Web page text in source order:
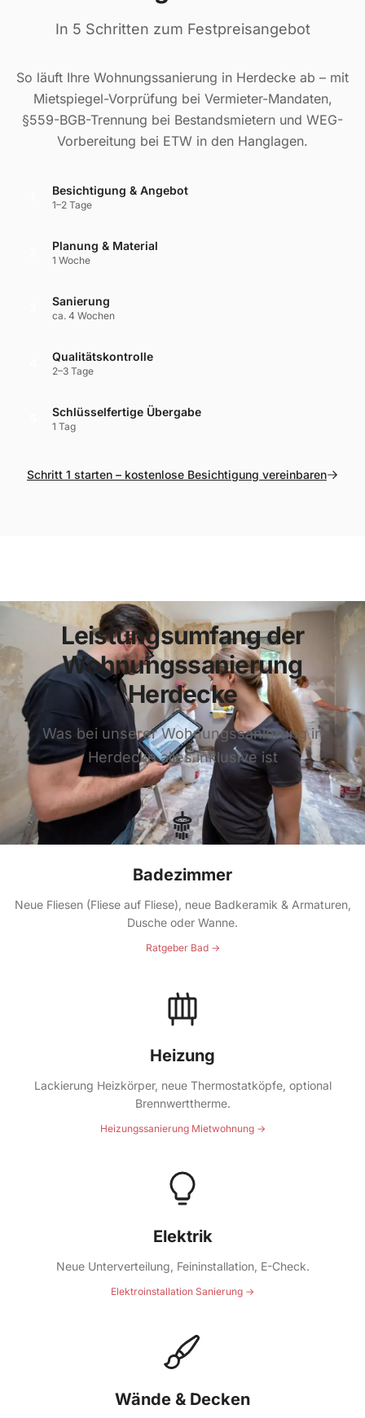
In 5 Schritten zum Festpreisangebot
So läuft Ihre Wohnungssanierung in Herdecke ab – mit
Mietspiegel-Vorprüfung bei Vermieter-Mandaten,
§559-BGB-Trennung bei Bestandsmietern und WEG-
Vorbereitung bei ETW in den Hanglagen.
Besichtigung & Angebot
1–2 Tage
Planung & Material
1 Woche
Sanierung
ca. 4 Wochen
Qualitätskontrolle
2–3 Tage
Schlüsselfertige Übergabe
1 Tag
Schritt 1 starten – kostenlose Besichtigung vereinbaren
Leistungsumfang der
Wohnungssanierung
Herdecke
Was bei unserer Wohnungssanierung in
Herdecke alles inklusive ist
Badezimmer
Neue Fliesen (Fliese auf Fliese), neue Badkeramik & Armaturen,
Dusche oder Wanne.
Ratgeber Bad →
Heizung
Lackierung Heizkörper, neue Thermostatköpfe, optional
Brennwerttherme.
Heizungssanierung Mietwohnung →
Elektrik
Neue Unterverteilung, Feininstallation, E-Check.
Elektroinstallation Sanierung →
Wände & Decken